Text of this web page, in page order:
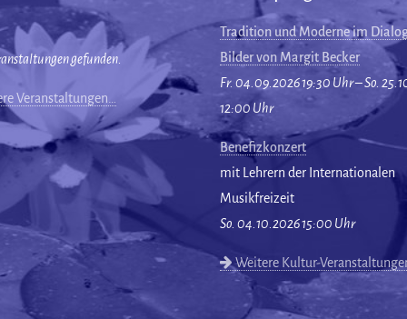
gefunden.
Veranstaltungen…
Tradition und Moderne im
Bilder von Margit Becker
Fr. 04.09.2026 19:30 Uhr – So.
12:00 Uhr
Benefizkonzert
mit Lehrern der Internationalen
Musikfreizeit
So. 04.10.2026 15:00 Uhr
Weitere Kultur-